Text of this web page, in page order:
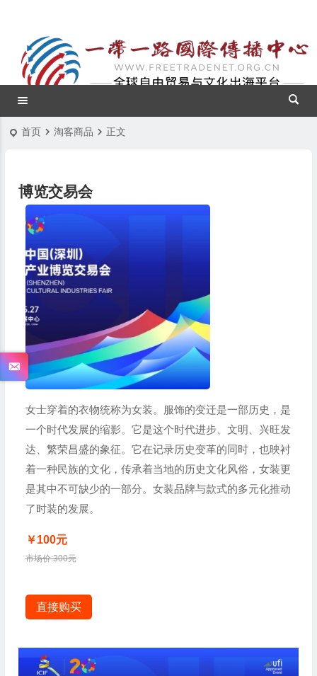
首页 淘客商品 正文
博览交易会
女士穿着的衣物统称为女装。服饰的变迁是一部历史，是
一个时代发展的缩影。它是这个时代进步、文明、兴旺发
达、繁荣昌盛的象征。它在记录历史变革的同时，也映衬
着一种民族的文化，传承着当地的历史文化风俗，女装更
是其中不可缺少的一部分。女装品牌与款式的多元化推动
了时装的发展。
￥100元
市场价:300元
直接购买